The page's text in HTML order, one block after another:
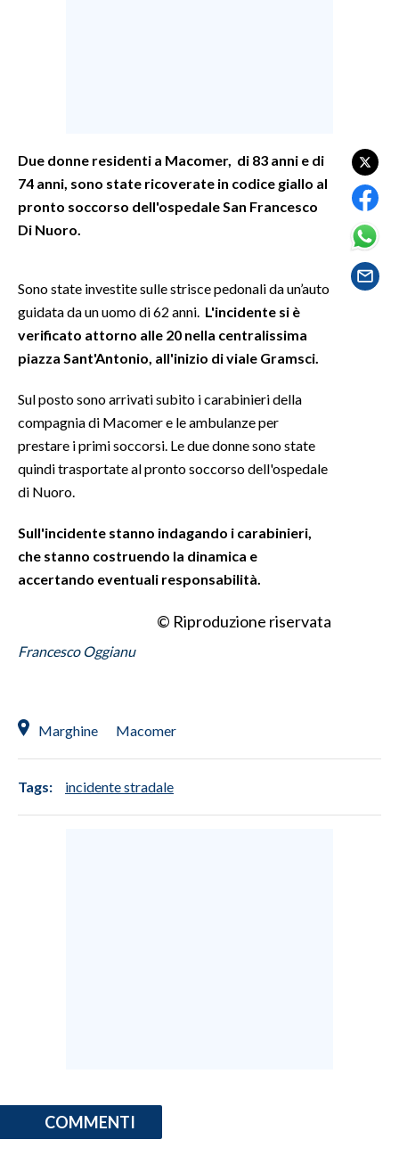
SPETTACOLI
SARDEGNA TURISMO
EVENTI
3 MINUTI CON
PUBBLICITÀ
Due donne residenti a Macomer, di 83 anni e di
74 anni, sono state ricoverate in codice giallo al
pronto soccorso dell'ospedale San Francesco
Di Nuoro.
Sono state investite sulle strisce pedonali da un’auto
guidata da un uomo di 62 anni. L'incidente si è
verificato attorno alle 20 nella centralissima
piazza Sant'Antonio, all'inizio di viale Gramsci.
Sul posto sono arrivati subito i carabinieri della
compagnia di Macomer e le ambulanze per
prestare i primi soccorsi. Le due donne sono state
quindi trasportate al pronto soccorso dell'ospedale
di Nuoro.
Sull'incidente stanno indagando i carabinieri,
che stanno costruendo la dinamica e
accertando eventuali responsabilità.
© Riproduzione riservata
Francesco Oggianu
Marghine Macomer
Tags: incidente stradale
COMMENTI